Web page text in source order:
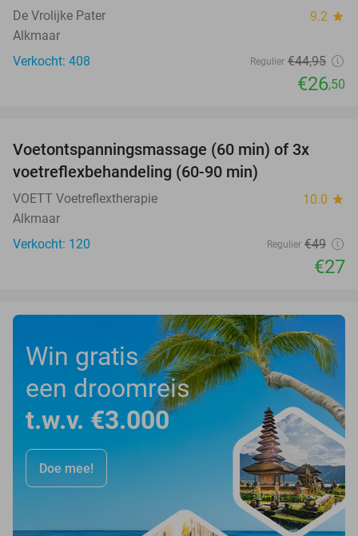
De Vrolijke Pater 9.2 star
Alkmaar
Verkocht: 408
Regulier €44,95
€26,50
45%
OUT
Voetontspanningsmassage (60 min) of 3x
voetreflexbehandeling (60-90 min)
VOETT Voetreflextherapie 10.0 star
Alkmaar
Verkocht: 120
Regulier €49
€27
Win gratis
een droomreis
t.w.v. €3.000
Doe mee!